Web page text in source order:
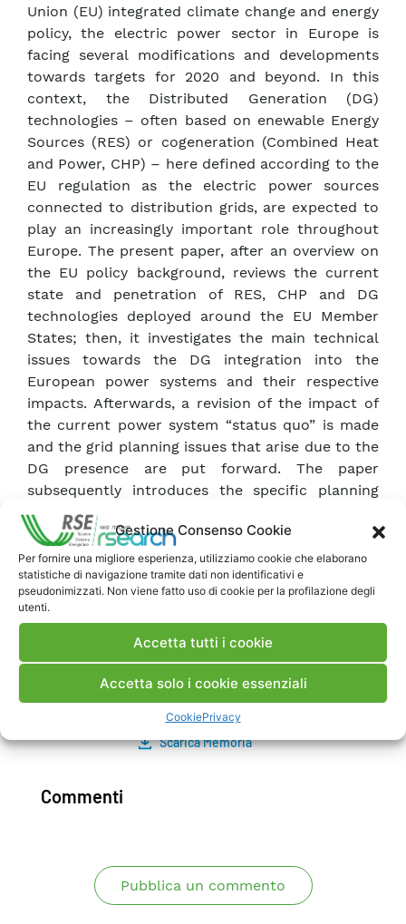
Gestione Consenso Cookie
Per fornire una migliore esperienza, utilizziamo cookie che elaborano
statistiche di navigazione tramite dati non identificativi e
pseudonimizzati. Non viene fatto uso di cookie per la profilazione degli
utenti.
Accetta tutti i cookie
Accetta solo i cookie essenziali
CookiePrivacy
Union (EU) integrated climate change and energy
policy, the electric power sector in Europe is
facing several modifications and developments
towards targets for 2020 and beyond. In this
context, the Distributed Generation (DG)
technologies – often based on enewable Energy
Sources (RES) or cogeneration (Combined Heat
and Power, CHP) – here defined according to the
EU regulation as the electric power sources
connected to distribution grids, are expected to
play an increasingly important role throughout
Europe. The present paper, after an overview on
the EU policy background, reviews the current
state and penetration of RES, CHP and DG
technologies deployed around the EU Member
States; then, it investigates the main technical
issues towards the DG integration into the
European power systems and their respective
impacts. Afterwards, a revision of the impact of
the current power system “status quo” is made
and the grid planning issues that arise due to the
DG presence are put forward. The paper
subsequently introduces the specific planning
and development issues related to the Italian
high voltage network, a 60-150 kV system, in
presence of DG. The Italian TSO approach to this
situation, described on this paper and named
“Power Collector Method” is a method that
allows the connection of a sizeable amount of
DG, reducing congestions by reinforcing a limited
length of the 150kV network and constructing
new 380/150Kv substations.
Scarica Memoria
Commenti
Pubblica un commento